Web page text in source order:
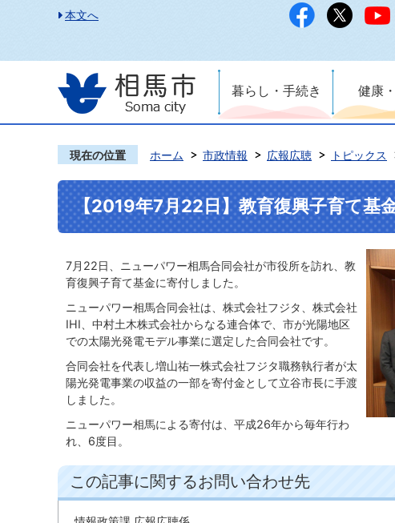
本文へ
暮らし・手続き 健康
現在の位置 ホーム 市政情報 広報広聴 トピックス
【2019年7月22日】教育復興子育て基
7月22日、ニューパワー相馬合同会社が市役所を訪れ、教
育復興子育て基金に寄付しました。
ニューパワー相馬合同会社は、株式会社フジタ、株式会社
IHI、中村土木株式会社からなる連合体で、市が光陽地区
での太陽光発電モデル事業に選定した合同会社です。
合同会社を代表し増山祐一株式会社フジタ職務執行者が太
陽光発電事業の収益の一部を寄付金として立谷市長に手渡
しました。
ニューパワー相馬による寄付は、平成26年から毎年行わ
れ、6度目。
この記事に関するお問い合わせ先